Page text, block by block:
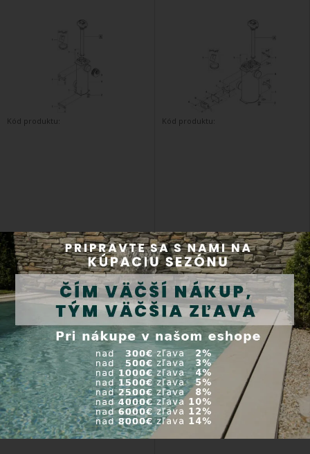
Kód produktu: Kód produktu:
Náhradné diely pre Oase Bitron
Premium 180 W - UV lampu
Kód produktu: